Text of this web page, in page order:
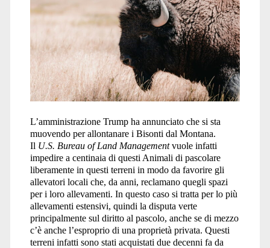
L’amministrazione Trump ha annunciato che si sta
muovendo per allontanare i Bisonti dal Montana.
Il U.S. Bureau of Land Managementvuole infatti
impedire a centinaia di questi Animali di pascolare
liberamente in questi terreni in modo da favorire gli
allevatori locali che, da anni, reclamano quegli spazi
per i loro allevamenti. In questo caso si tratta per lo più
allevamenti estensivi, quindi la disputa verte
principalmente sul diritto al pascolo, anche se di mezzo
c’è anche l’esproprio di una proprietà privata. Questi
terreni infatti sono stati acquistati due decenni fa da